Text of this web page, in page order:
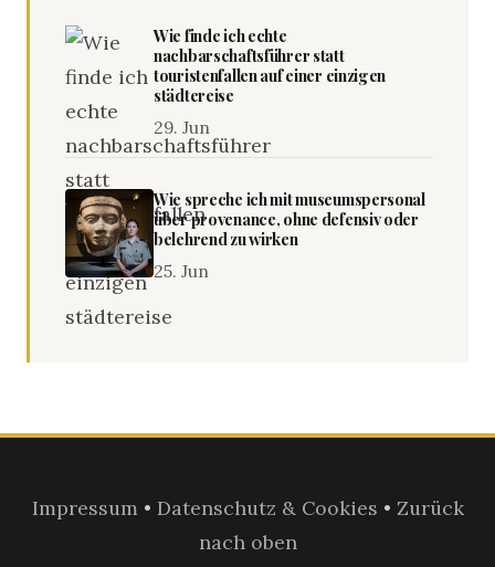
Wie finde ich echte
nachbarschaftsführer statt
touristenfallen auf einer einzigen
städtereise
29. Jun
Wie spreche ich mit museumspersonal
über provenance, ohne defensiv oder
belehrend zu wirken
25. Jun
Impressum• Datenschutz & Cookies • Zurück
nach oben